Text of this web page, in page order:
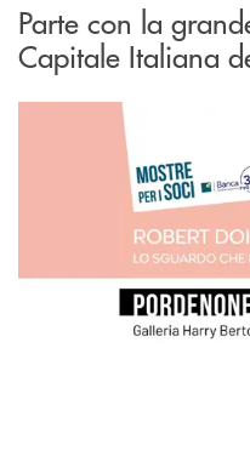
Parte con la
Capitale Italiana